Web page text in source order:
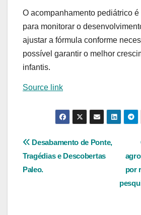
O acompanhamento pediátrico é
para monitorar o
ajustar a fórmula conforme
possível garantir o melhor
infantis.
Source link
Navegação
de
por
Desabamento de Ponte,
Tragédias e Descobertas
Paleo.